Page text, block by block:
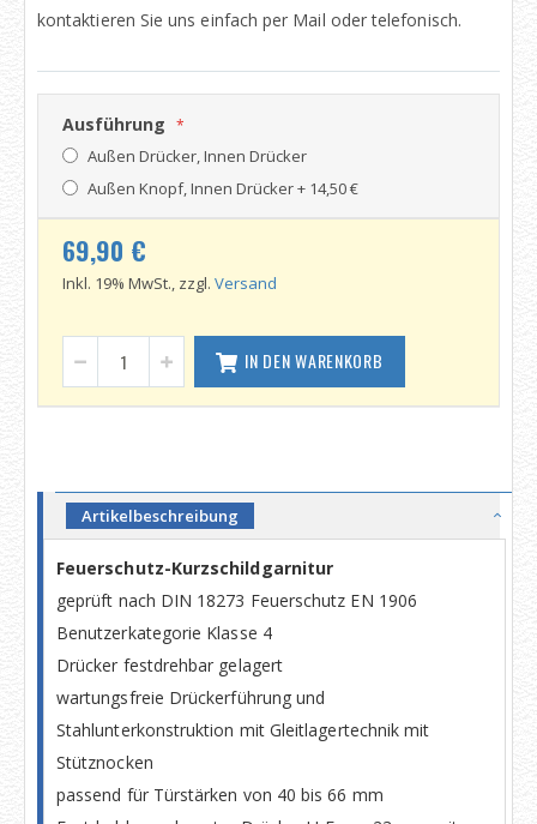
kontaktieren Sie uns einfach per Mail oder telefonisch.
Ausführung
Außen Drücker, Innen Drücker
Außen Knopf, Innen Drücker+ 14,50 €
69,90 €
Inkl. 19% MwSt., zzgl. Versand
IN DEN WARENKORB
Artikelbeschreibung
Feuerschutz-Kurzschildgarnitur
geprüft nach DIN 18273 Feuerschutz EN 1906
Benutzerkategorie Klasse 4
Drücker festdrehbar gelagert
wartungsfreie Drückerführung und
Stahlunterkonstruktion mit Gleitlagertechnik mit
Stütznocken
passend für Türstärken von 40 bis 66 mm